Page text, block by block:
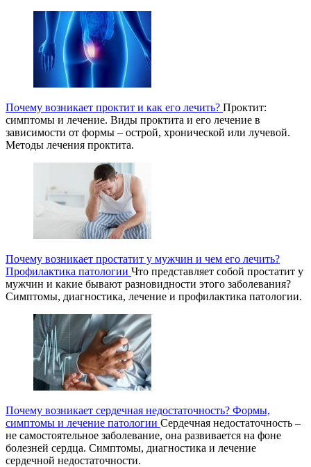
Почему возникает проктит и как его лечить? Проктит:
симптомы и лечение. Виды проктита и его лечение в
зависимости от формы – острой, хронической или лучевой.
Методы лечения проктита.
Почему возникает простатит у мужчин и чем его лечить?
Профилактика патологии Что представляет собой простатит у
мужчин и какие бывают разновидности этого заболевания?
Симптомы, диагностика, лечение и профилактика патологии.
Почему возникает сердечная недостаточность? Формы,
симптомы и лечение патологии Сердечная недостаточность –
не самостоятельное заболевание, она развивается на фоне
болезней сердца. Симптомы, диагностика и лечение
сердечной недостаточности.